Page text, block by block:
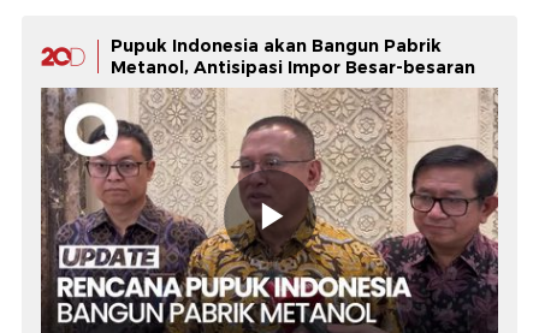
Pupuk Indonesia akan Bangun Pabrik
Metanol, Antisipasi Impor Besar-besaran